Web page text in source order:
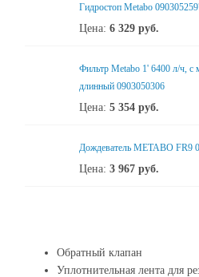
Гидростоп Metabo
Цена: 6 329 руб.
Фильтр Metabo 1' 6400 л/ч, с
длинный 0903050306
Цена: 5 354 руб.
Дождеватель METABO FR9
Цена: 3 967 руб.
Обратный клапан
Уплотнительная лента для